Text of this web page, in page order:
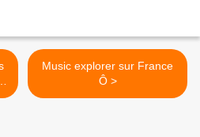
Music explorer sur France
Ô >